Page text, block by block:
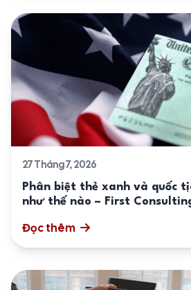
27 Tháng 7, 2026
Phân biệt thẻ xanh và quốc
như thế nào – First
Đọc thêm